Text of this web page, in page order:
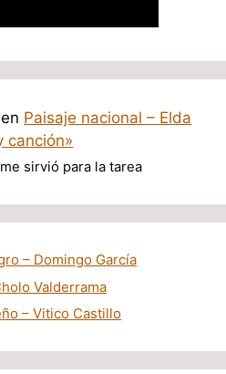
en Paisaje nacional – Elda
canción»
sirvió para la tarea
– Domingo García
Valderrama
– Vitico Castillo